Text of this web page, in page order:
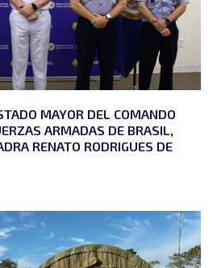
MAYOR DEL COMANDO
ARMADAS DE BRASIL,
RENATO RODRIGUES DE